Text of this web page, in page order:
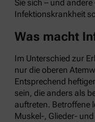
Sie sich – und
Infektionskrankheit
Was macht
Im Unterschied zur
nur die oberen
Entsprechend
sein, die anders als
auftreten. Betroffene
Muskel-, Glieder-